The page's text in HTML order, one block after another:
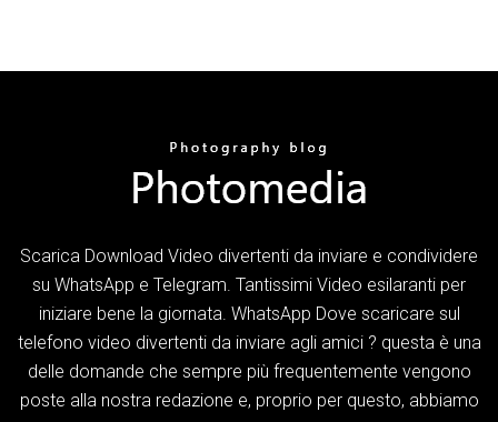
Scarica Download Video divertenti da inviare e condividere
su WhatsApp e Telegram. Tantissimi Video esilaranti per
iniziare bene la giornata. WhatsApp Dove scaricare sul
telefono video divertenti da inviare agli amici ? questa è una
delle domande che sempre più frequentemente vengono
poste alla nostra redazione e, proprio per questo, abbiamo